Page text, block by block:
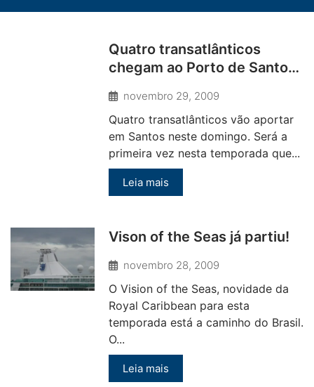
Quatro transatlânticos
chegam ao Porto de Santos
novembro 29, 2009
Quatro transatlânticos vão aportar
em Santos neste domingo. Será a
primeira vez nesta temporada que...
Leia mais
Vison of the Seas já partiu!
novembro 28, 2009
O Vision of the Seas, novidade da
Royal Caribbean para esta
temporada está a caminho do Brasil.
O...
Leia mais